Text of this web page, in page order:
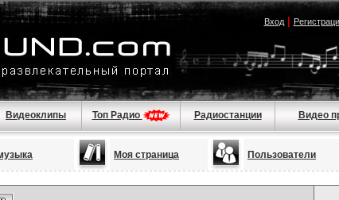
Вход|
Видеоклипы Топ Радио Радиостанции Видео
Моя страница Пользователи